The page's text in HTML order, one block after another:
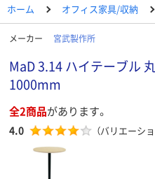
ホーム オフィス家具/収納
メーカー 宮武製作所
MaD 3.14 ハイテーブル
1000mm
全2商品があります。
4.0 （バリエーシ